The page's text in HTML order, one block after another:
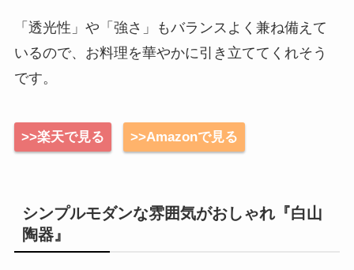
「透光性」や「強さ」もバランスよく兼ね備えて
いるので、お料理を華やかに引き立ててくれそう
です。
>>楽天で見る >>Amazonで見る
シンプルモダンな雰囲気がおしゃれ『白山
陶器』